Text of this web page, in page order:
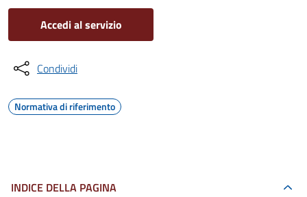
Accedi al servizio
Condividi
Normativa di riferimento
INDICE DELLA PAGINA